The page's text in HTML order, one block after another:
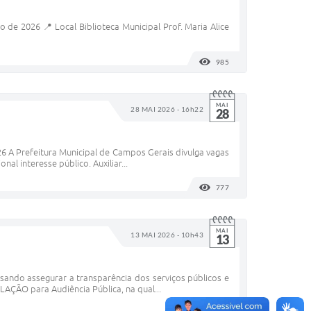
de 2026 📍 Local Biblioteca Municipal Prof. Maria Alice
985
28 MAI 2026 - 16h22 MAI
28
A Prefeitura Municipal de Campos Gerais divulga vagas
interesse público. Auxiliar...
777
13 MAI 2026 - 10h43 MAI
13
assegurar a transparência dos serviços públicos e
para Audiência Pública, na qual...